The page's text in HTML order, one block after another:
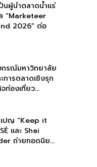
นผู้นำตลาดน้ำแร่
“Marketeer
2026” ต่อ
รณ์มหาวิทยาลัย
การตลาดเชิงรุก
ท่องเที่ยว...
ปญ “Keep it
และ Shai
ถ่ายทอดนิย...